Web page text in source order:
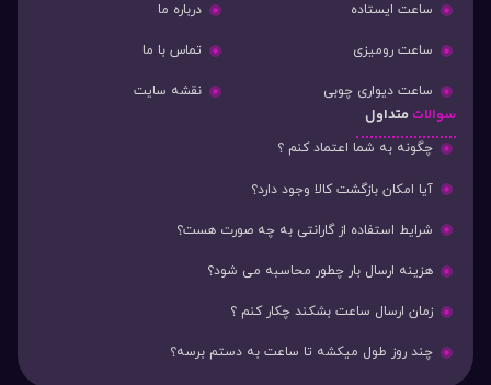
ساعت ایستاده
ساعت رومیزی
ساعت دیواری چوبی
درباره ما
تماس با ما
نقشه سایت
سوالات متداول
چگونه به شما اعتماد کنم ؟
آیا امکان بازگشت کالا وجود دارد؟
شرایط استفاده از گارانتی به چه صورت هست؟
هزینه ارسال بار چطور محاسبه می شود؟
زمان ارسال ساعت بشکند چکار کنم ؟
چند روز طول میکشه تا ساعت به دستم برسه؟